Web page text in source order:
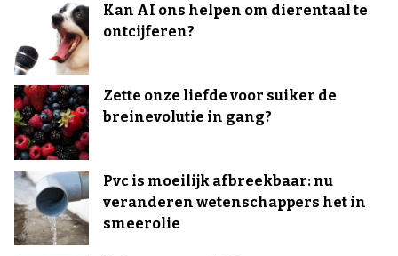
Kan AI ons helpen om dierentaal te
ontcijferen?
Zette onze liefde voor suiker de
breinevolutie in gang?
Pvc is moeilijk afbreekbaar: nu
veranderen wetenschappers het in
smeerolie